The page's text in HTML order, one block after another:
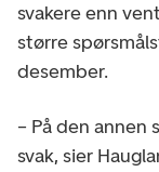
svakere enn
større
desember.
– På den annen
svak, sier